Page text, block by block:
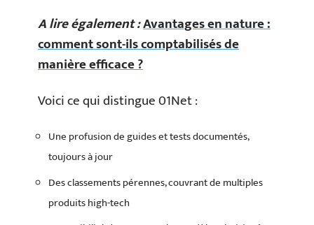
A lire également :Avantages en nature :
comment sont-ils comptabilisés de
manière efficace ?
Voici ce qui distingue 01Net :
Une profusion de guides et tests documentés,
toujours à jour
Des classements pérennes, couvrant de multiples
produits high-tech